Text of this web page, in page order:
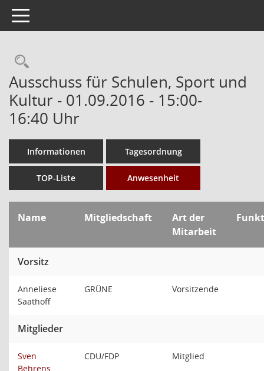
Toggle navigation
Rechercheauswahl
Ausschuss für Schulen, Sport und
Kultur - 01.09.2016 - 15:00-
16:40 Uhr
Informationen Tagesordnung
TOP-Liste Anwesenheit
Name Mitgliedschaft
Art der
Mitarbeit
Vorsitz
Anneliese
Saathoff
GRÜNE Vorsitzende
Mitglieder
Sven
Behrens
CDU/FDP Mitglied